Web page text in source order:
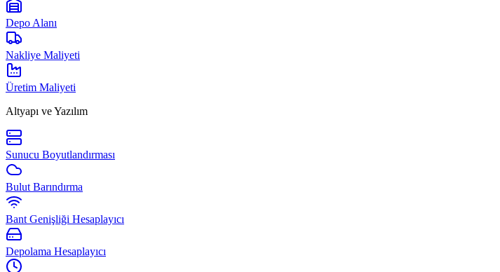
Depo Alanı
Nakliye Maliyeti
Üretim Maliyeti
Altyapı ve Yazılım
Sunucu Boyutlandırması
Bulut Barındırma
Bant Genişliği Hesaplayıcı
Depolama Hesaplayıcı